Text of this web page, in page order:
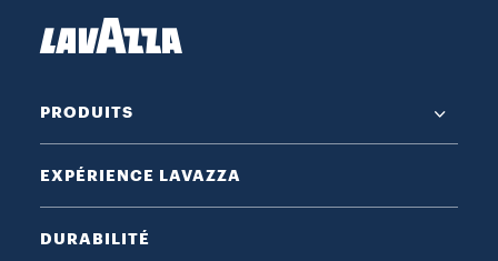
PRODUITS
EXPÉRIENCE LAVAZZA
DURABILITÉ